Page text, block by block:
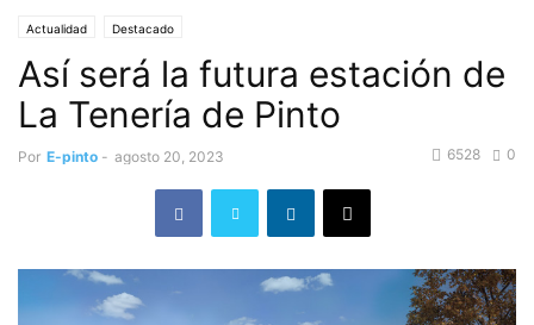
Actualidad Destacado
Así será la futura estación de
La Tenería de Pinto
Por E-pinto - agosto 20, 2023 0
6528